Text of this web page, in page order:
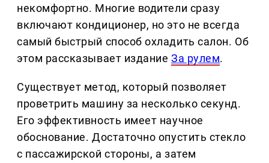
некомфортно. Многие водители сразу
включают кондиционер, но это не всегда
самый быстрый способ охладить салон. Об
этом рассказывает изданиеЗа рулем.
Существует метод, который позволяет
проветрить машину за несколько секунд.
Его эффективность имеет научное
обоснование. Достаточно опустить стекло
с пассажирской стороны, а затем